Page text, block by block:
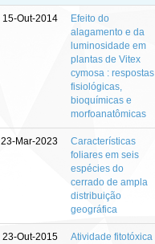
15-Out-2014
Efeito do
alagamento e da
luminosidade em
plantas de Vitex
cymosa : respostas
fisiológicas,
bioquímicas e
morfoanatômicas
23-Mar-2023
Características
foliares em seis
espécies do
cerrado de ampla
distribuição
geográfica
23-Out-2015
Atividade fitotóxica